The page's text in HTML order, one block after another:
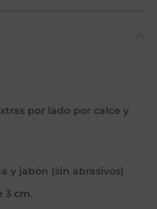
por lado por calce y
y jabón (sin abrasivos)
3 cm.